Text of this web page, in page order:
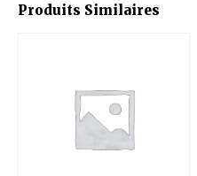
Produits Similaires